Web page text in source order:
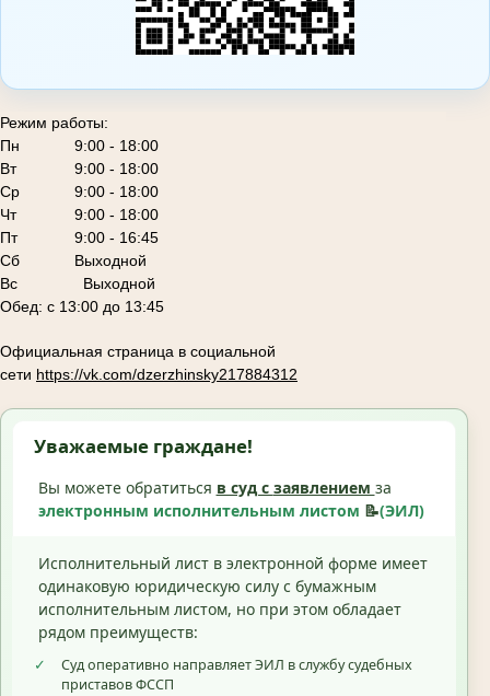
Режим работы:
Пн
9:00 - 18:00
Вт
9:00 - 18:00
Ср
9:00 - 18:00
Чт
9:00 - 18:00
Пт
9:00 - 16:45
Сб
Выходной
Вс Выходной
Обед: с 13:00 до 13:45
Официальная страница в социальной
сети https://vk.com/dzerzhinsky217884312
Уважаемые граждане!
Вы можете обратиться в суд с заявлением за
электронным исполнительным листом 📝(ЭИЛ)
Исполнительный лист в электронной форме имеет
одинаковую юридическую силу с бумажным
исполнительным листом, но при этом обладает
рядом преимуществ:
✓
Суд оперативно направляет ЭИЛ в службу судебных
приставов ФССП